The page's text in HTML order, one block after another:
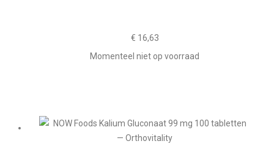
€ 16,63
Momenteel niet op voorraad